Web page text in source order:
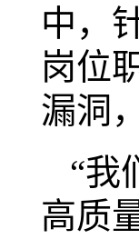
中，
岗位
漏洞
“我
高质